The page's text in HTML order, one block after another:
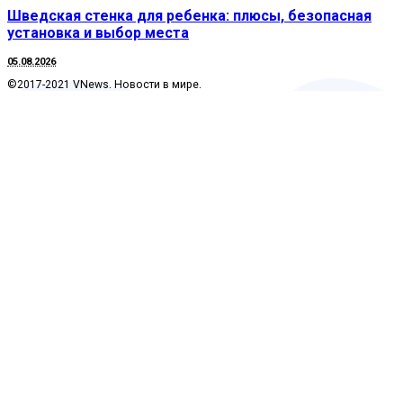
Шведская стенка для ребенка: плюсы, безопасная
установка и выбор места
05.08.2026
©2017-2021 VNews. Новости в мире.